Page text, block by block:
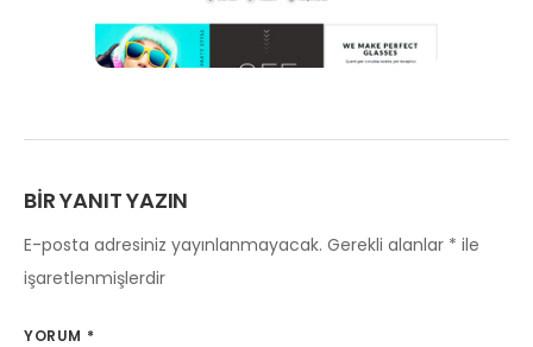
BIR YANIT YAZIN
E-posta adresiniz yayınlanmayacak. Gerekli alanlar * ile
işaretlenmişlerdir
YORUM *